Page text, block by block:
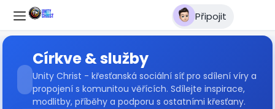
Připojit
Církve & služby
Unity Christ - křesťanská sociální síť pro sdílení víry a
propojení s komunitou věřících. Sdílejte inspirace,
modlitby, příběhy a podporu s ostatními křesťany.